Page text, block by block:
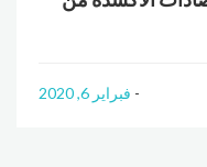
فبراير 6, 2020